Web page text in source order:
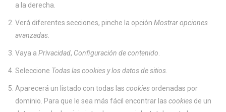
a la derecha.
Verá diferentes secciones, pinche la opción Mostrar opciones
avanzadas
Vaya a Privacidad, Configuración de contenido
Seleccione Todas lascookies y los datos de sitios
Aparecerá un listado con todas las cookies ordenadas por
dominio. Para que le sea más fácil encontrar las cookies de un